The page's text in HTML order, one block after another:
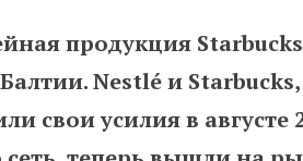
рынок стран
продукция
Nestlé и
свои усилия в августе